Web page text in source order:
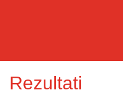
Rezultati